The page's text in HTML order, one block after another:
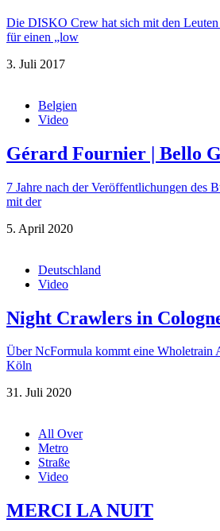
Die DISKO Crew hat sich mit den
für einen „low
3. Juli 2017
Belgien
Video
Gérard Fournier | Bello
7 Jahre nach der Veröffentlichungen des
mit der
5. April 2020
Deutschland
Video
Night Crawlers in
Über NcFormula kommt eine Wholetrain
Köln
31. Juli 2020
All Over
Metro
Straße
Video
MERCI LA NUIT